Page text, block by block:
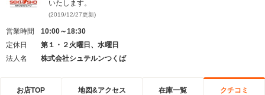
いたします。
(2019/12/27更新)
営業時間
10:00～18:30
定休日
第１・２火曜日、水曜日
法人名
株式会社シュテルンつくば
お店TOP 地図&アクセス 在庫一覧 クチコミ